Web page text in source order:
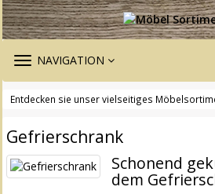
TOGGLE
NAVIGATION
Entdecken sie unser vielseitiges
Gefrierschrank
Schonend
dem